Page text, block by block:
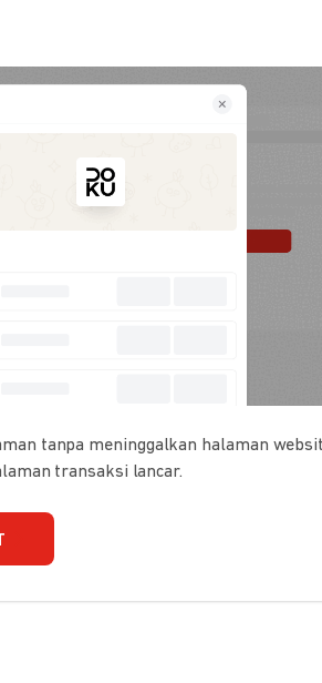
tanpa meninggalkan halaman
transaksi lancar.